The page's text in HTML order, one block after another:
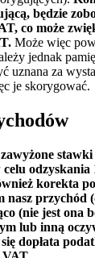
będzie
co może
Może więc
jednak
uznana za
je skorygować.
odzyskania
korekta
nasz przychód
(nie jest ona
lub inną
dopłata